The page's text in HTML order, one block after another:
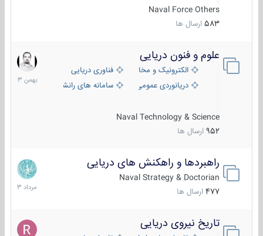
Naval Force Others
583 ارسال ها
علوم و فنون دریایی
الکترونیک و مخابرات دریاییفناوری دریایی
دریانوردی عمومی
سامانه های رانشی دریایی
Naval Technology & Science
952 ارسال ها
6
بهمن
1403
راهبردها و راهکنش های دریایی
Naval Strategy & Doctorian
477 ارسال ها
2
مرداد
1403
تاریخ نیروی دریایی
16